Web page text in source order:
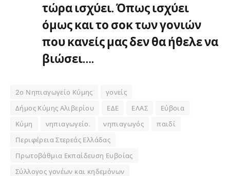
τώρα ισχύει. Όπως ισχύει
όμως και το σοκ των γονιών
που κανείς μας δεν θα ήθελε να
βιώσει….
2ο Νηπιαγωγείο Κύμης
γονείς
Δήμος Κύμης Αλιβερίου
ΕΔΕ ΕΛΑΣ
Εύβοια
Κύμη
νηπιαγωγείο. νηπιαγωγός
παιδί
Περιφέρεια Στερεάς Ελλάδας
Πρωτοβάθμια Εκπαίδευση Ευβοίας
Σύλλογος γονέων και κηδεμόνων